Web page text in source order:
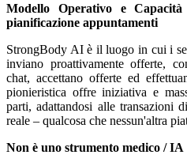
Modello Operativo e Capacità
pianificazione appuntamenti
StrongBody AI è il luogo in cui i
inviano proattivamente offerte,
chat, accettano offerte ed
pionieristica offre iniziativa e
parti, adattandosi alle transazioni
reale – qualcosa che nessun'altra
Non è uno strumento medico / IA